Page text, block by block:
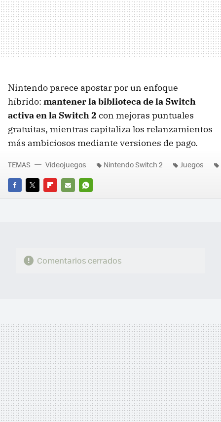
Nintendo parece apostar por un enfoque
híbrido: mantener la biblioteca de la Switch
activa en la Switch 2 con mejoras puntuales
gratuitas, mientras capitaliza los relanzamientos
más ambiciosos mediante versiones de pago.
FACEBOOK
TWITTERFLIPBOARD
E-
WHATSAPP
TEMAS Videojuegos Nintendo Switch 2 Juegos
Comentarios cerrados